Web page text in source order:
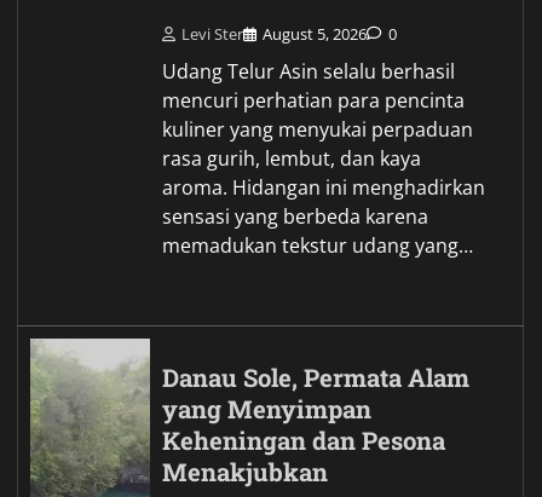
Levi Ster August 5, 2026 0
Udang Telur Asin selalu berhasil
mencuri perhatian para pencinta
kuliner yang menyukai perpaduan
rasa gurih, lembut, dan kaya
aroma. Hidangan ini menghadirkan
sensasi yang berbeda karena
memadukan tekstur udang yang…
Danau Sole, Permata Alam
yang Menyimpan
Keheningan dan Pesona
Menakjubkan